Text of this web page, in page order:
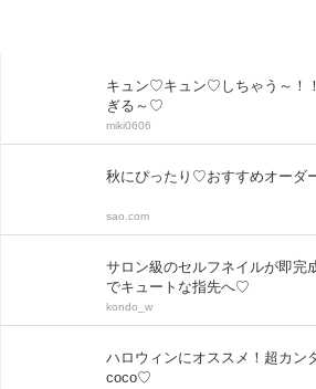
キュン♡キュン♡しちゃう～！
ぎる～♡
miki0606
秋にぴったり♡おすすめオーダ
sao.com
サロン級のセルフネイルが即完
でキュートな指先へ♡
kondo_w
ハロウィンにオススメ！超カン
coco♡